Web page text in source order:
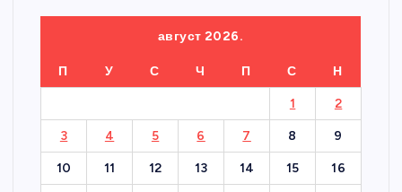
август 2026.
П У С Ч П С Н
1 2
3 4 5 6 7 8 9
10 11 12 13 14 15 16